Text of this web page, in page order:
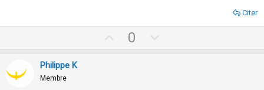
Citer
p
0
o
Philippe K
Membre